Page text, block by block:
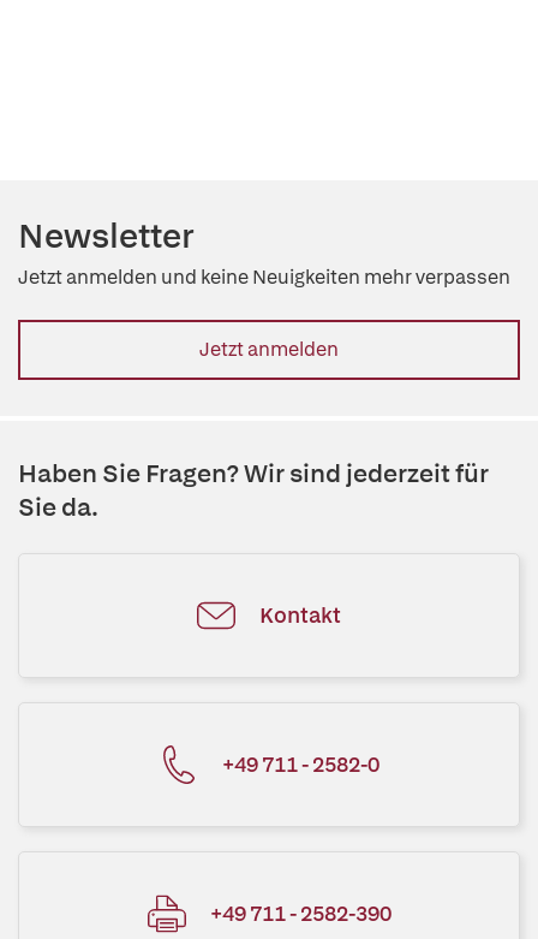
Newsletter
Jetzt anmelden und keine Neuigkeiten mehr verpassen
Jetzt anmelden
Haben Sie Fragen? Wir sind jederzeit für
Sie da.
Kontakt
+49 711 - 2582-0
+49 711 - 2582-390